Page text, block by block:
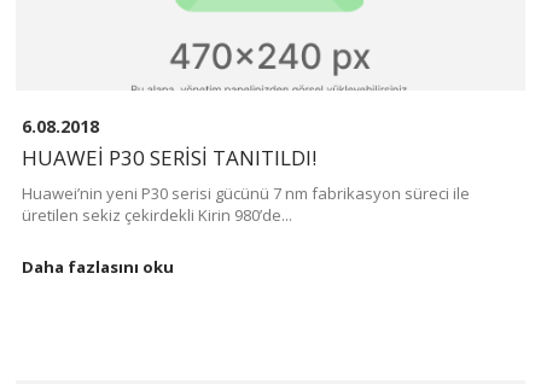
6.08.2018
HUAWEI P30 SERISI TANITILDI!
Huawei’nin yeni P30 serisi gücünü 7 nm fabrikasyon süreci ile
üretilen sekiz çekirdekli Kirin 980’de...
Daha fazlasını oku